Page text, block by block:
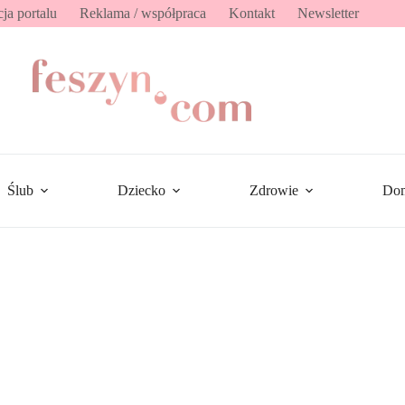
portalu Reklama / współpraca Kontakt Newsletter
Ślub Dziecko Zdrowie